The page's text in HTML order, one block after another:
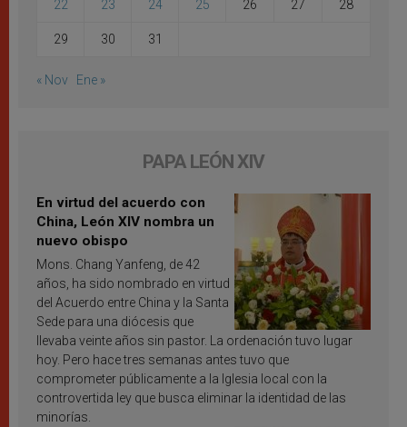
22 23 24 25 26 27 28
29 30 31
« Nov Ene »
PAPA LEÓN XIV
En virtud del acuerdo con
China, León XIV nombra un
nuevo obispo
Mons. Chang Yanfeng, de 42
años, ha sido nombrado en virtud
del Acuerdo entre China y la Santa
Sede para una diócesis que
llevaba veinte años sin pastor. La ordenación tuvo lugar
hoy. Pero hace tres semanas antes tuvo que
comprometer públicamente a la Iglesia local con la
controvertida ley que busca eliminar la identidad de las
minorías.